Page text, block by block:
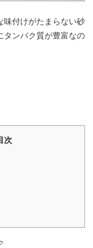
味付けがたまらない砂
タンパク質が豊富なの
次